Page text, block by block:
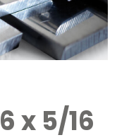
x 5/16